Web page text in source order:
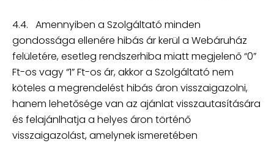
4.4. Amennyiben a Szolgáltató minden
gondossága ellenére hibás ár kerül a Webáruház
felületére, esetleg rendszerhiba miatt megjelenő “0”
Ft-os vagy “1” Ft-os ár, akkor a Szolgáltató nem
köteles a megrendelést hibás áron visszaigazolni,
hanem lehetősége van az ajánlat visszautasítására
és felajánlhatja a helyes áron történő
visszaigazolást, amelynek ismeretében